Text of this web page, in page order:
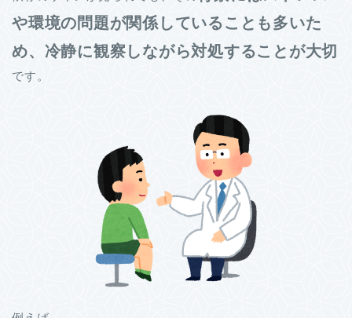
や環境の問題が関係していることも多いた
め、冷静に観察しながら対処することが大切
です。